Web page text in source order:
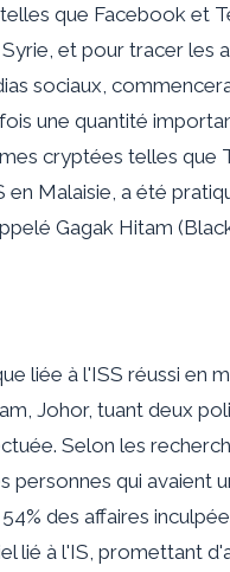
que Facebook et
et pour tracer les
sociaux,
une quantité
cryptées telles que
en Malaisie, a été
Gagak Hitam
liée à l'ISS réussi en
Johor, tuant deux
Selon les
personnes qui avaient
des affaires
lié à l'IS, promettant